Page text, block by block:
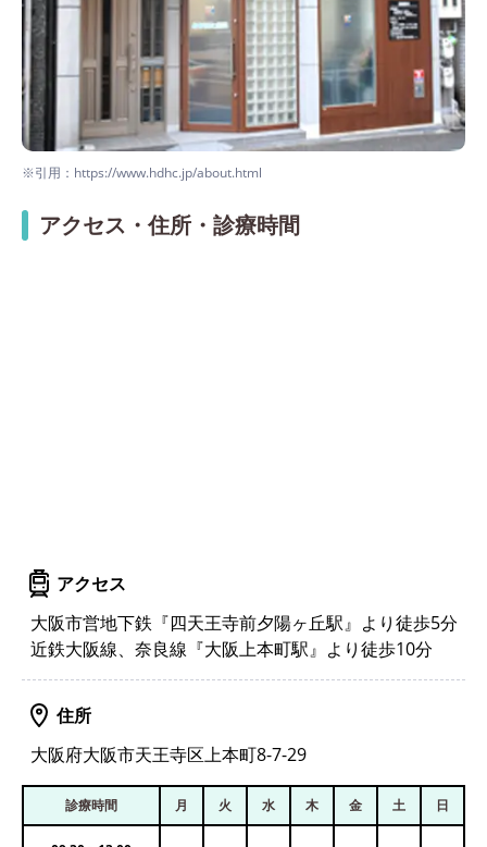
※引用：https://www.hdhc.jp/about.html
アクセス・住所・診療時間
アクセス
大阪市営地下鉄『四天王寺前夕陽ヶ丘駅』より徒歩5分
近鉄大阪線、奈良線『大阪上本町駅』より徒歩10分
住所
大阪府大阪市天王寺区上本町8-7-29
診療時間 月 火 水 木 金 土 日